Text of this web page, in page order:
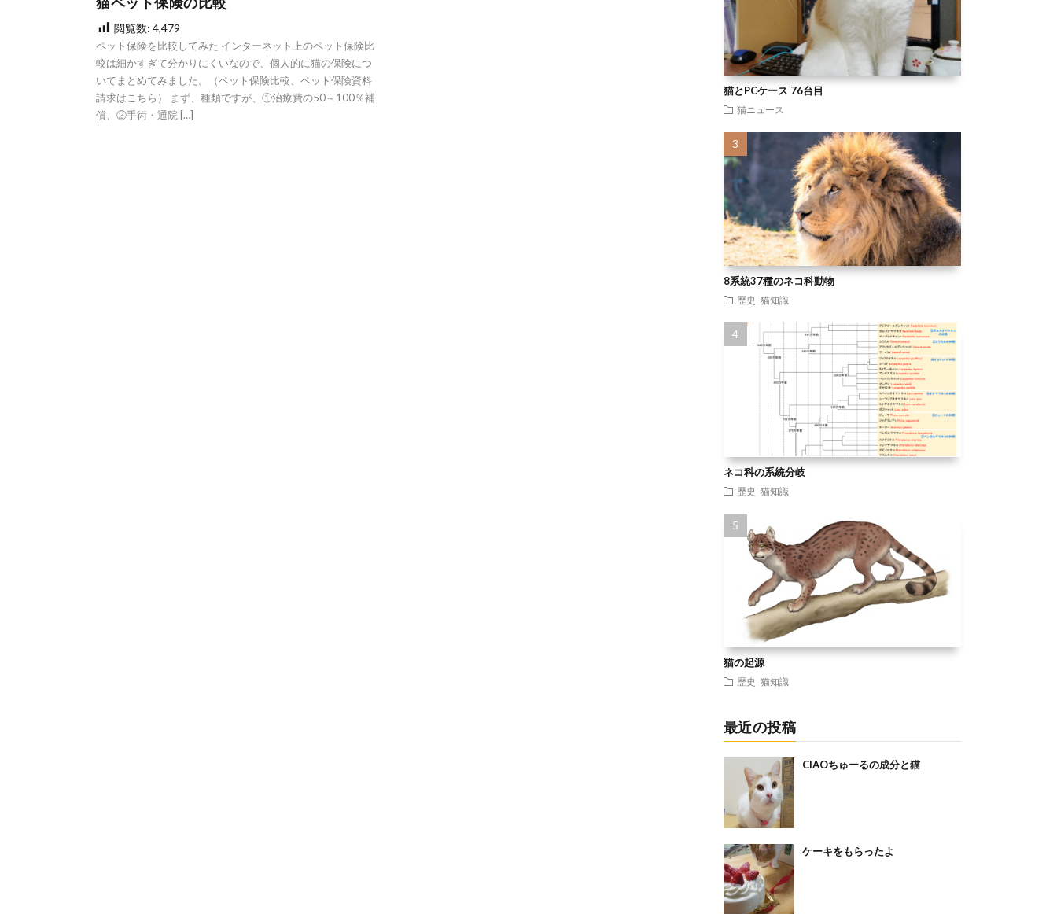
閲覧数: 4,479
ペット保険を比較してみた インターネット上のペット保険比
較は細かすぎて分かりにくいなので、個人的に猫の保険につ
いてまとめてみました。（ペット保険比較、ペット保険資料
請求はこちら） まず、種類ですが、①治療費の50～100％補
償、②手術・通院 […]
猫とPCケース 76台目
猫ニュース
8系統37種のネコ科動物
歴史 猫知識
ネコ科の系統分岐
歴史 猫知識
猫の起源
歴史 猫知識
最近の投稿
CIAOちゅーるの成分と猫
ケーキをもらったよ